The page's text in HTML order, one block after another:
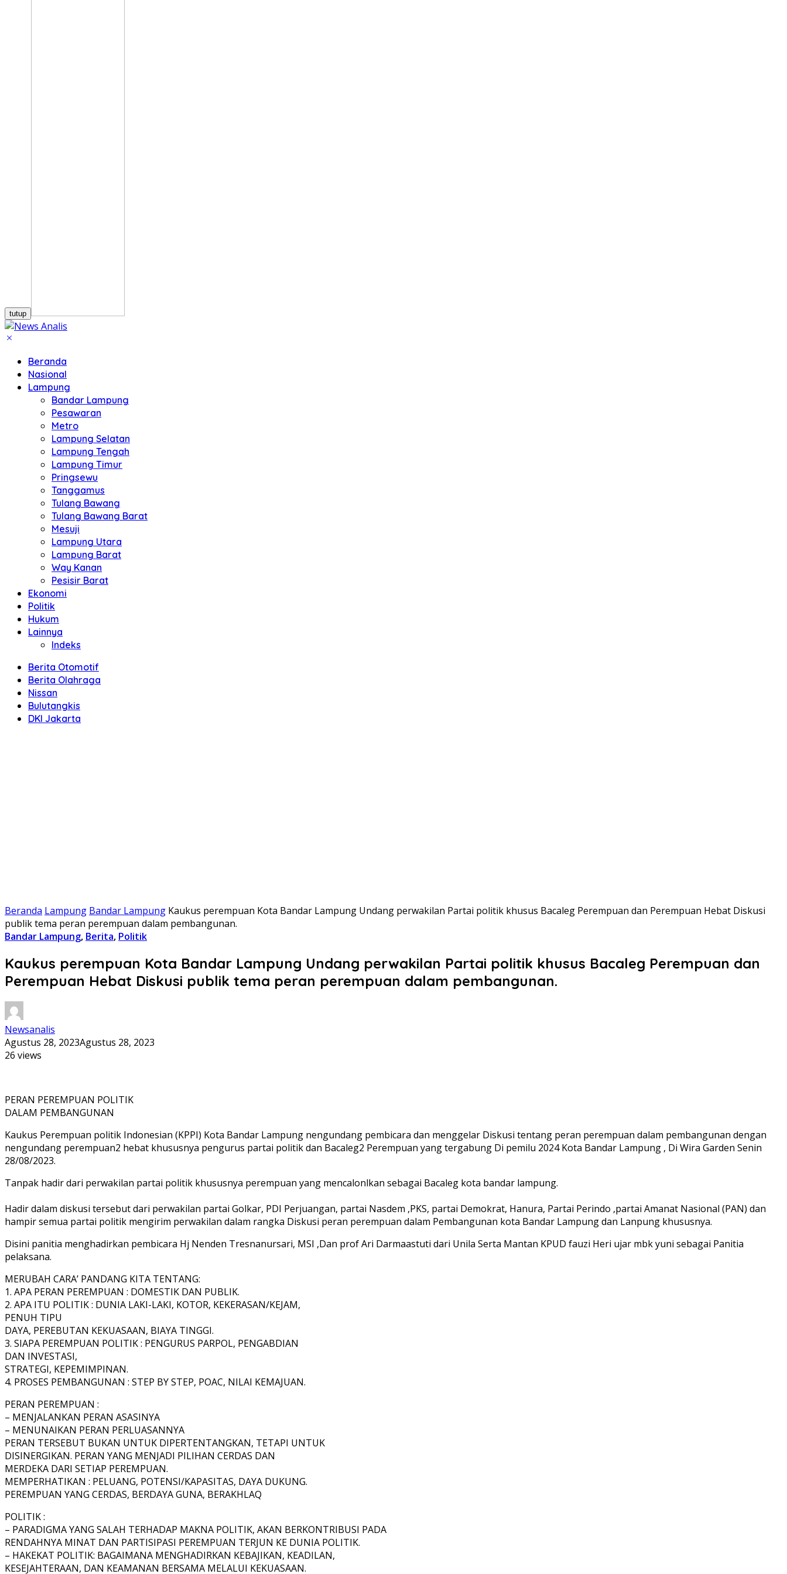
tutup
Beranda
Nasional
Lampung
Bandar Lampung
Pesawaran
Metro
Lampung Selatan
Lampung Tengah
Lampung Timur
Pringsewu
Tanggamus
Tulang Bawang
Tulang Bawang Barat
Mesuji
Lampung Utara
Lampung Barat
Way Kanan
Pesisir Barat
Ekonomi
Politik
Hukum
Lainnya
Indeks
Berita Otomotif
Berita Olahraga
Nissan
Bulutangkis
DKI Jakarta
Beranda Lampung Bandar Lampung Kaukus perempuan Kota Bandar Lampung Undang perwakilan Partai politik khusus Bacaleg Perempuan dan Perempuan Hebat Diskusi
publik tema peran perempuan dalam pembangunan.
Bandar Lampung, Berita, Politik
Kaukus perempuan Kota Bandar Lampung Undang perwakilan Partai politik khusus Bacaleg Perempuan dan
Perempuan Hebat Diskusi publik tema peran perempuan dalam pembangunan.
Newsanalis
Agustus 28, 2023Agustus 28, 2023
26 views
PERAN PEREMPUAN POLITIK
DALAM PEMBANGUNAN
Kaukus Perempuan politik Indonesian (KPPI) Kota Bandar Lampung nengundang pembicara dan menggelar Diskusi tentang peran perempuan dalam pembangunan dengan
nengundang perempuan2 hebat khususnya pengurus partai politik dan Bacaleg2 Perempuan yang tergabung Di pemilu 2024 Kota Bandar Lampung , Di Wira Garden Senin
28/08/2023.
Tanpak hadir dari perwakilan partai politik khususnya perempuan yang mencalonlkan sebagai Bacaleg kota bandar lampung.
Hadir dalam diskusi tersebut dari perwakilan partai Golkar, PDI Perjuangan, partai Nasdem ,PKS, partai Demokrat, Hanura, Partai Perindo ,partai Amanat Nasional (PAN) dan
hampir semua partai politik mengirim perwakilan dalam rangka Diskusi peran perempuan dalam Pembangunan kota Bandar Lampung dan Lanpung khususnya.
Disini panitia menghadirkan pembicara Hj Nenden Tresnanursari, MSI ,Dan prof Ari Darmaastuti dari Unila Serta Mantan KPUD fauzi Heri ujar mbk yuni sebagai Panitia
pelaksana.
MERUBAH CARA’ PANDANG KITA TENTANG:
1. APA PERAN PEREMPUAN : DOMESTIK DAN PUBLIK.
2. APA ITU POLITIK : DUNIA LAKI-LAKI, KOTOR, KEKERASAN/KEJAM,
PENUH TIPU
DAYA, PEREBUTAN KEKUASAAN, BIAYA TINGGI.
3. SIAPA PEREMPUAN POLITIK : PENGURUS PARPOL, PENGABDIAN
DAN INVESTASI,
STRATEGI, KEPEMIMPINAN.
4. PROSES PEMBANGUNAN : STEP BY STEP, POAC, NILAI KEMAJUAN.
PERAN PEREMPUAN :
– MENJALANKAN PERAN ASASINYA
– MENUNAIKAN PERAN PERLUASANNYA
PERAN TERSEBUT BUKAN UNTUK DIPERTENTANGKAN, TETAPI UNTUK
DISINERGIKAN. PERAN YANG MENJADI PILIHAN CERDAS DAN
MERDEKA DARI SETIAP PEREMPUAN.
MEMPERHATIKAN : PELUANG, POTENSI/KAPASITAS, DAYA DUKUNG.
PEREMPUAN YANG CERDAS, BERDAYA GUNA, BERAKHLAQ
POLITIK :
– PARADIGMA YANG SALAH TERHADAP MAKNA POLITIK, AKAN BERKONTRIBUSI PADA
RENDAHNYA MINAT DAN PARTISIPASI PEREMPUAN TERJUN KE DUNIA POLITIK.
– HAKEKAT POLITIK: BAGAIMANA MENGHADIRKAN KEBAJIKAN, KEADILAN,
KESEJAHTERAAN, DAN KEAMANAN BERSAMA MELALUI KEKUASAAN.